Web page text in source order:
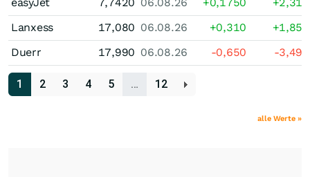
Lanxess
17,080 06.08.26 +0,310
+1,85
Duerr
17,990 06.08.26 -0,650 -3,49
1 2 3 4 5 … 12
alle Werte »